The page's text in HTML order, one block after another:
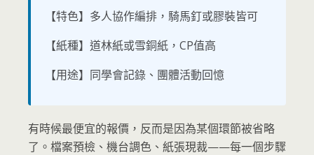
【特色】多人協作編排，騎馬釘或膠裝皆可
【紙種】道林紙或雪銅紙，CP值高
【用途】同學會記錄、團體活動回憶
有時候最便宜的報價，反而是因為某個環節被省略
了。檔案預檢、機台調色、紙張現裁——每一個步驟